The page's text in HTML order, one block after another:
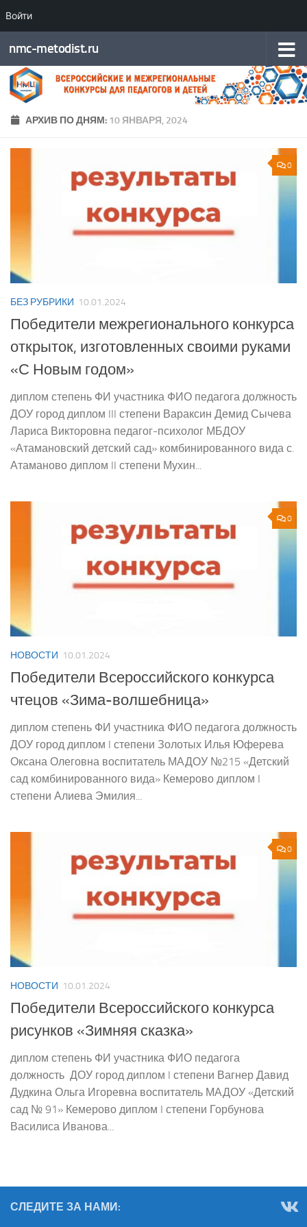
ВойтиПерейти к содержимому
nmc-metodist.ru
АРХИВ ПО ДНЯМ: 10 ЯНВАРЯ, 2024
0
БЕЗ РУБРИКИ 10.01.2024
Победители межрегионального конкурса
открыток, изготовленных своими руками
«С Новым годом»
диплом степень ФИ участника ФИО педагога должность
ДОУ город диплом III степени Вараксин Демид Сычева
Лариса Викторовна педагог-психолог МБДОУ
«Атамановский детский сад» комбинированного вида с.
Атаманово диплом II степени Мухин...
0
НОВОСТИ 10.01.2024
Победители Всероссийского конкурса
чтецов «Зима-волшебница»
диплом степень ФИ участника ФИО педагога должность
ДОУ город диплом I степени Золотых Илья Юферева
Оксана Олеговна воспитатель МАДОУ №215 «Детский
сад комбинированного вида» Кемерово диплом I
степени Алиева Эмилия...
0
НОВОСТИ 10.01.2024
Победители Всероссийского конкурса
рисунков «Зимняя сказка»
диплом степень ФИ участника ФИО педагога
должность ДОУ город диплом I степени Вагнер Давид
Дудкина Ольга Игоревна воспитатель МАДОУ «Детский
сад № 91» Кемерово диплом I степени Горбунова
Василиса Иванова...
СЛЕДИТЕ ЗА НАМИ: